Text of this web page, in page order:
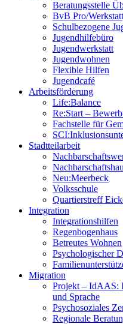
Beratungsstelle
BvB Pro/
Schulbezogene
Jugendhilfebüro
Jugendwerkstatt
Jugendwohnen
Flexible Hilfen
Jugendcafé
Arbeitsförderung
Life:Balance
Re:Start –
Fachstelle für
Stadtteilarbeit
Neu:Meerbeck
Volksschule
Quartierstreff
Integration
Integrationshilfen
Regenbogenhaus
Betreutes Wohnen
Psychologischer
Migration
Projekt – IdAAS:
und Sprache
Psychosoziales
Regionale